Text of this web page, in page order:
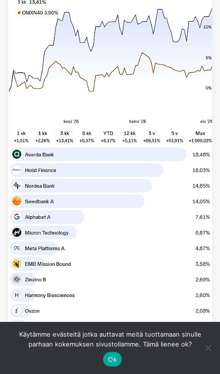
Käytämme evästeitä jotka auttavat meitä tuottamaan sinulle
parhaan kokemuksen sivustollamme. Tämä lienee ok?
Ok